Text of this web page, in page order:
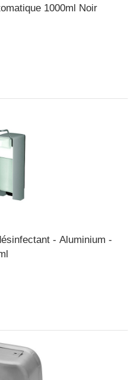
1000ml Noir
- Aluminium -